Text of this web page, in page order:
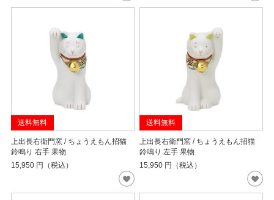
送料無料
上出長右衛門窯 / ちょうえもん招猫
鈴鳴り 右手 果物
15,950 円（税込）
送料無料
上出長右衛門窯 / ちょうえもん招猫
鈴鳴り 左手 果物
15,950 円（税込）